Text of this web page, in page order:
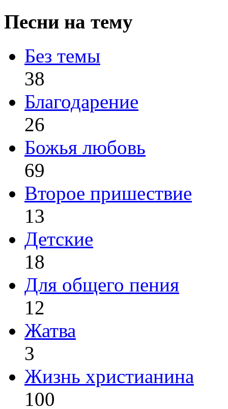
Песни на тему
Без темы
38
Благодарение
26
Божья любовь
69
Второе пришествие
13
Детские
18
Для общего пения
12
Жатва
3
Жизнь христианина
100